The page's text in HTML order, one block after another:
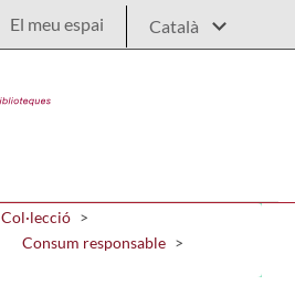
El meu espai
Col·lecció
Consum responsable